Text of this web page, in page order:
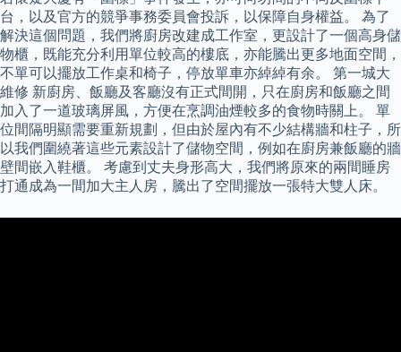
台，以及官方的競爭事務委員會投訴，以保障自身權益。 為了
解決這個問題，我們將廚房改建成工作室，更設計了一個高身儲
物櫃，既能充分利用單位較高的樓底，亦能騰出更多地面空間，
不單可以擺放工作桌和椅子，停放單車亦綽綽有余。 第一城大
維修 新廚房、飯廳及客廳沒有正式間開，只在廚房和飯廳之間
加入了一道玻璃屏風，方便在烹調油煙較多的食物時關上。 單
位間隔明顯需要重新規劃，但由於屋內有不少結構牆和柱子，所
以我們圍繞著這些元素設計了儲物空間，例如在廚房兼飯廳的牆
壁間嵌入鞋櫃。 考慮到丈夫身形高大，我們將原來的兩間睡房
打通成為一間加大主人房，騰出了空間擺放一張特大雙人床。